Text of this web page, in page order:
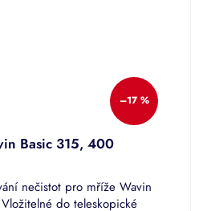
–17 %
Basic 315, 400
nečistot pro mříže Wavin
do teleskopické